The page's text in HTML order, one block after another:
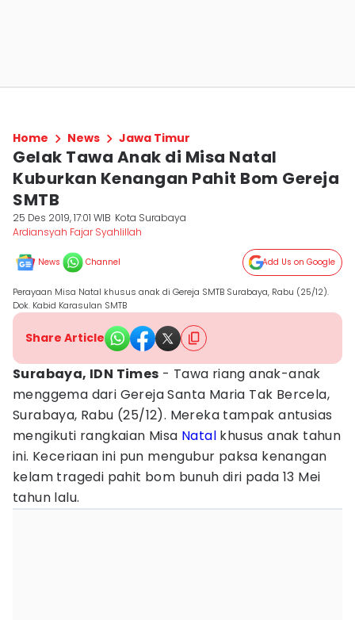
Home News Jawa Timur
Gelak Tawa Anak di Misa Natal
Kuburkan Kenangan Pahit Bom Gereja
SMTB
25 Des 2019, 17:01 WIB Kota Surabaya
Ardiansyah Fajar Syahlillah
News Channel Add Us on Google
Perayaan Misa Natal khusus anak di Gereja SMTB Surabaya, Rabu (25/12).
Dok. Kabid Karasulan SMTB
Share Article
Surabaya, IDN Times - Tawa riang anak-anak
menggema dari Gereja Santa Maria Tak Bercela,
Surabaya, Rabu (25/12). Mereka tampak antusias
mengikuti rangkaian Misa Natal khusus anak tahun
ini. Keceriaan ini pun mengubur paksa kenangan
kelam tragedi pahit bom bunuh diri pada 13 Mei
tahun lalu.